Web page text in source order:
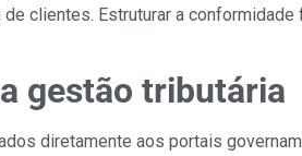
clientes. Estruturar a
gestão tributária
diretamente aos portais